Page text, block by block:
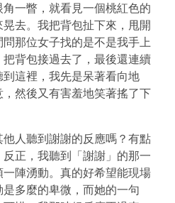
一瞥，就看見一個桃紅色的
去。我把背包扯下來，甩開
那位女子找的是不是我手上
背包接過去了，最後還連續
這裡，我先是呆著看向地
然後又有害羞地笑著搖了下
人聽到謝謝的反應嗎？有點
正，我聽到「謝謝」的那一
陣湧動。真的好希望能現場
多麼的卑微，而她的一句